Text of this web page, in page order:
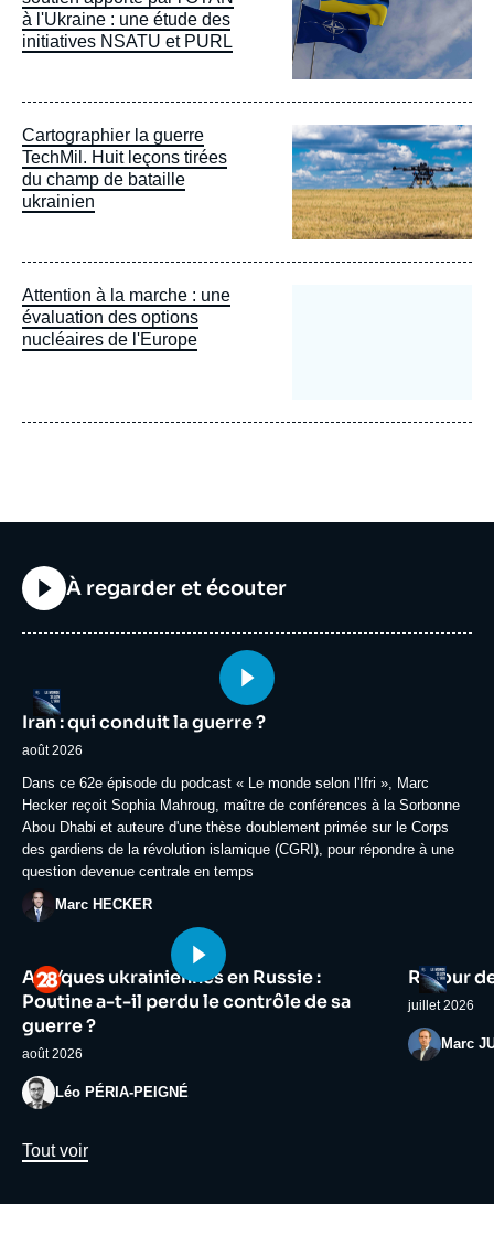
à l'Ukraine : une étude des
initiatives NSATU et PURL
Cartographier la guerre
TechMil. Huit leçons tirées
du champ de bataille
ukrainien
Image
principale
Attention à la marche : une
évaluation des options
nucléaires de l'Europe
Titre
À regarder et écouter
Logo
Image
principale
médiatique
Iran : qui conduit la guerre ?
août 2026
Accroche
Dans ce 62e épisode du podcast « Le monde selon l'Ifri », Marc
Hecker reçoit Sophia Mahroug, maître de conférences à la Sorbonne
Abou Dhabi et auteure d'une thèse doublement primée sur le Corps
des gardiens de la révolution islamique (CGRI), pour répondre à une
question devenue centrale en temps
PhotoMarc HECKER
Logo
Image
principale
médiatique
Attaques ukrainiennes en Russie :
Poutine a-t-il perdu le contrôle de sa
guerre ?
août 2026
PhotoLéo PÉRIA-PEIGNÉ
Logo
Image
principale
Retour
juillet 2026
PhotoMarc
Lien
Tout voir